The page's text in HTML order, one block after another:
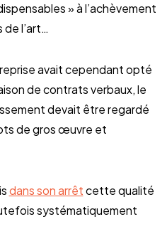
» à l’achèvement
de l’art…
avait cependant opté
de contrats verbaux, le
devait être regardé
de gros œuvre et
dans son arrêtcette qualité
systématiquement